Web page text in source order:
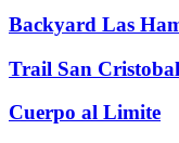
Backyard Las
Trail San
Cuerpo al Limite